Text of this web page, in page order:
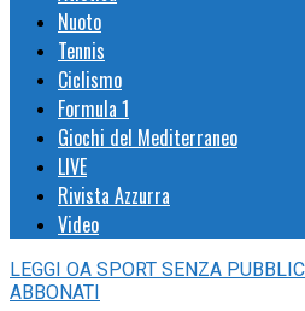
Nuoto
Tennis
Ciclismo
Formula 1
Giochi del Mediterraneo
LIVE
Rivista Azzurra
Video
LEGGI OA SPORT SENZA
ABBONATI